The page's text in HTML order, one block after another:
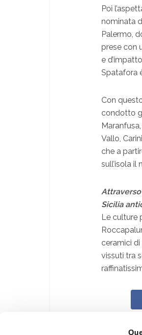
Poi
nominata
Palermo,
prese con
e
Spatafora
Con
condotto
Vallo,
che a
sull’isola il
Sicilia
Le culture
ceramici
vissuti tra